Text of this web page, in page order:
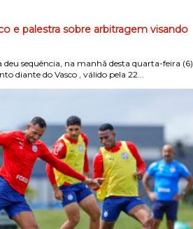
e palestra sobre arbitragem visando
sequência, na manhã desta quarta-feira (6)
diante do Vasco , válido pela 22...